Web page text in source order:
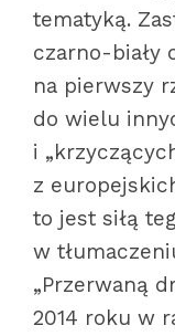
tematyką.
czarno-biały
na pierwszy
do wielu
i
z
to jest siłą
w
„Przerwaną
2014 roku w